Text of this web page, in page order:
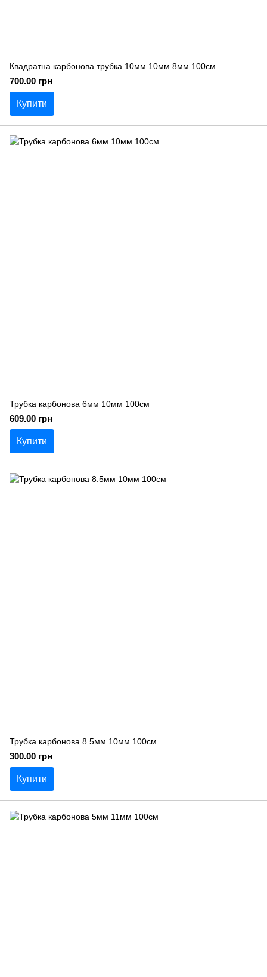
Квадратна карбонова трубка 10мм 10мм 8мм 100см
700.00 грн
Купити
Трубка карбонова 6мм 10мм 100см
609.00 грн
Купити
Трубка карбонова 8.5мм 10мм 100см
300.00 грн
Купити